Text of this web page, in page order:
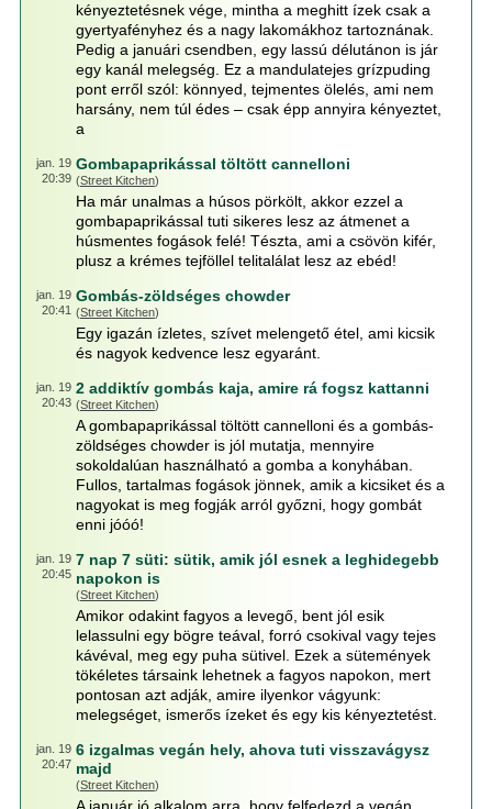
kényeztetésnek vége, mintha a meghitt ízek csak a
gyertyafényhez és a nagy lakomákhoz tartoznának.
Pedig a januári csendben, egy lassú délutánon is jár
egy kanál melegség. Ez a mandulatejes grízpuding
pont erről szól: könnyed, tejmentes ölelés, ami nem
harsány, nem túl édes – csak épp annyira kényeztet,
a
jan. 19
20:39
Gombapaprikással töltött cannelloni
(Street Kitchen)
Ha már unalmas a húsos pörkölt, akkor ezzel a
gombapaprikással tuti sikeres lesz az átmenet a
húsmentes fogások felé! Tészta, ami a csövön kifér,
plusz a krémes tejföllel telitalálat lesz az ebéd!
jan. 19
20:41
Gombás-zöldséges chowder
(Street Kitchen)
Egy igazán ízletes, szívet melengető étel, ami kicsik
és nagyok kedvence lesz egyaránt.
jan. 19
20:43
2 addiktív gombás kaja, amire rá fogsz kattanni
(Street Kitchen)
A gombapaprikással töltött cannelloni és a gombás-
zöldséges chowder is jól mutatja, mennyire
sokoldalúan használható a gomba a konyhában.
Fullos, tartalmas fogások jönnek, amik a kicsiket és a
nagyokat is meg fogják arról győzni, hogy gombát
enni jóóó!
jan. 19
20:45
7 nap 7 süti: sütik, amik jól esnek a leghidegebb
napokon is
(Street Kitchen)
Amikor odakint fagyos a levegő, bent jól esik
lelassulni egy bögre teával, forró csokival vagy tejes
kávéval, meg egy puha sütivel. Ezek a sütemények
tökéletes társaink lehetnek a fagyos napokon, mert
pontosan azt adják, amire ilyenkor vágyunk:
melegséget, ismerős ízeket és egy kis kényeztetést.
jan. 19
20:47
6 izgalmas vegán hely, ahova tuti visszavágysz
majd
(Street Kitchen)